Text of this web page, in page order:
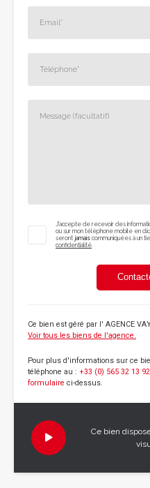
J'accepte de recevoir des
ou sur mon téléphone mobile en
seront jamais communiquées à un
confidentialité.
Ce bien est géré par l' AGENCE
Voir tous les biens de l'agence.
Pour plus d'informations sur ce
téléphone au : +33 (0) 565 32 13
formulaire ci-dessus.
Ce bien